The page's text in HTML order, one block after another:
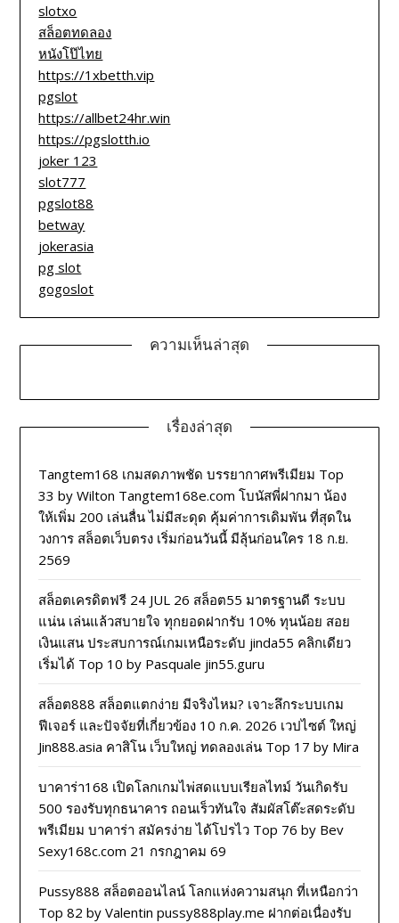
slotxo
สล็อตทดลอง
หนังโป๊ไทย
https://1xbetth.vip
pgslot
https://allbet24hr.win
https://pgslotth.io
joker 123
slot777
pgslot88
betway
jokerasia
pg slot
gogoslot
ความเห็นล่าสุด
เรื่องล่าสุด
Tangtem168 เกมสดภาพชัด บรรยากาศพรีเมียม Top
33 by Wilton Tangtem168e.com โบนัสพี่ฝากมา น้อง
ให้เพิ่ม 200 เล่นลื่น ไม่มีสะดุด คุ้มค่าการเดิมพัน ที่สุดใน
วงการ สล็อตเว็บตรง เริ่มก่อนวันนี้ มีลุ้นก่อนใคร 18 ก.ย.
2569
สล็อตเครดิตฟรี 24 JUL 26 สล็อต55 มาตรฐานดี ระบบ
แน่น เล่นแล้วสบายใจ ทุกยอดฝากรับ 10% ทุนน้อย สอย
เงินแสน ประสบการณ์เกมเหนือระดับ jinda55 คลิกเดียว
เริ่มได้ Top 10 by Pasquale jin55.guru
สล็อต888 สล็อตแตกง่าย มีจริงไหม? เจาะลึกระบบเกม
ฟีเจอร์ และปัจจัยที่เกี่ยวข้อง 10 ก.ค. 2026 เวปไซต์ ใหญ่
Jin888.asia คาสิโน เว็บใหญ่ ทดลองเล่น Top 17 by Mira
บาคาร่า168 เปิดโลกเกมไพ่สดแบบเรียลไทม์ วันเกิดรับ
500 รองรับทุกธนาคาร ถอนเร็วทันใจ สัมผัสโต๊ะสดระดับ
พรีเมียม บาคาร่า สมัครง่าย ได้โปรไว Top 76 by Bev
Sexy168c.com 21 กรกฎาคม 69
Pussy888 สล็อตออนไลน์ โลกแห่งความสนุก ที่เหนือกว่า
Top 82 by Valentin pussy888play.me ฝากต่อเนื่องรับ